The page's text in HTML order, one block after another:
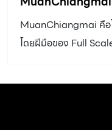
MuanChiangmai คือโ
โดยฝีมือของ Full